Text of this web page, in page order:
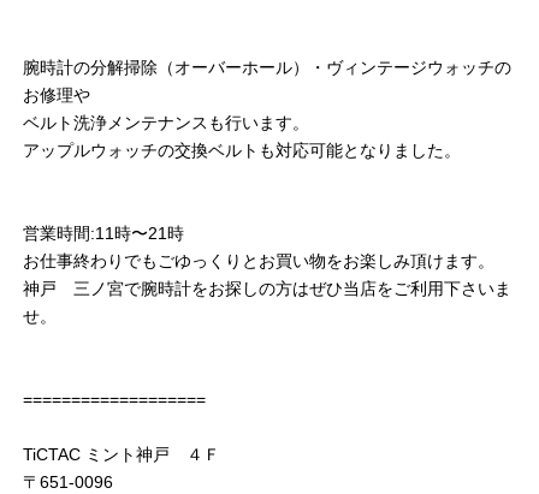
腕時計の分解掃除（オーバーホール）・ヴィンテージウォッチの
お修理や
ベルト洗浄メンテナンスも行います。
アップルウォッチの交換ベルトも対応可能となりました。
営業時間:11時〜21時
お仕事終わりでもごゆっくりとお買い物をお楽しみ頂けます。
神戸 三ノ宮で腕時計をお探しの方はぜひ当店をご利用下さいま
せ。
===================
TiCTAC ミント神戸 ４Ｆ
〒651-0096